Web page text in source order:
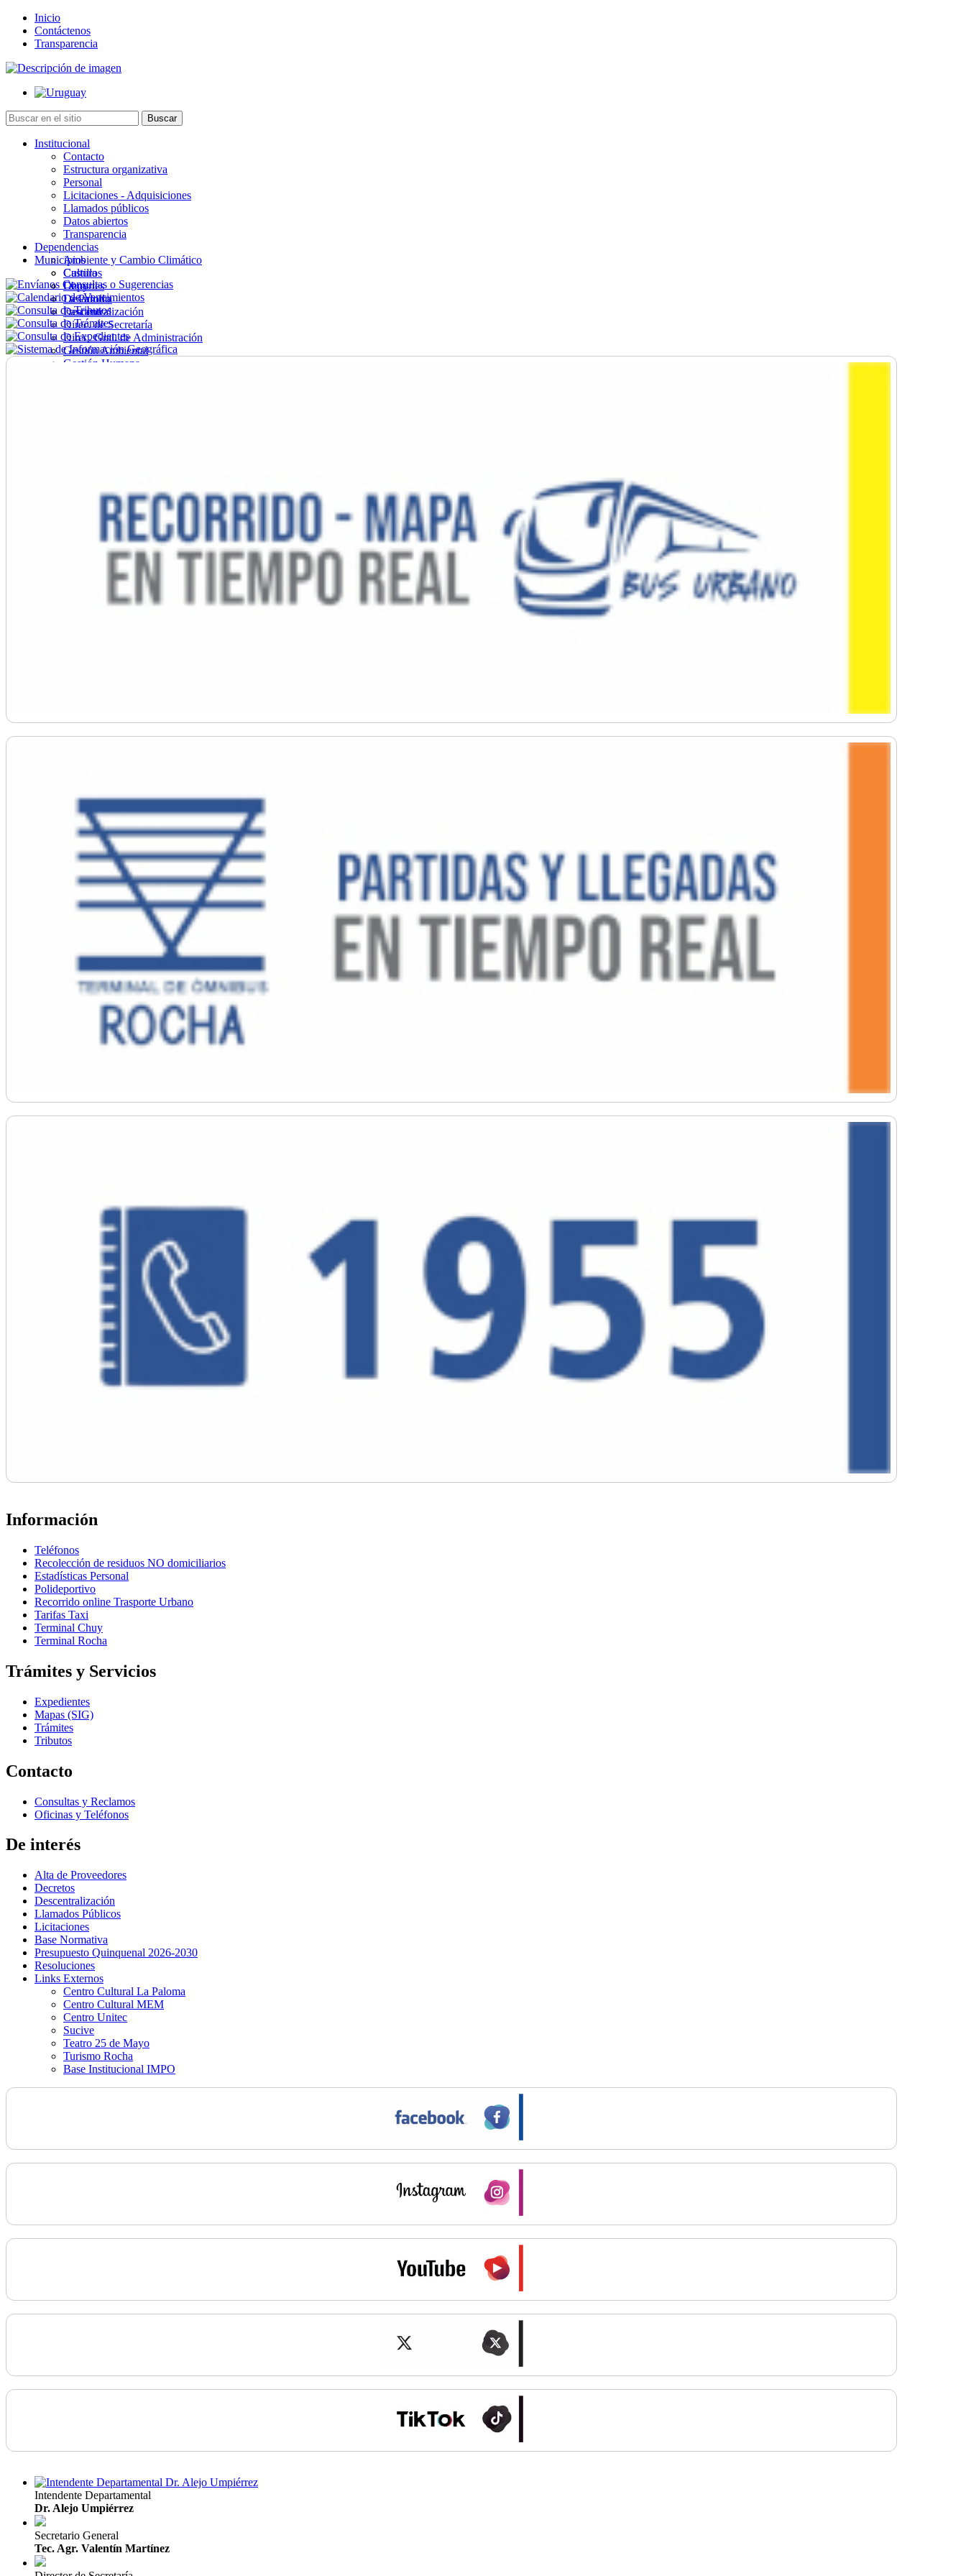
Inicio
Contáctenos
Transparencia
Institucional
Contacto
Estructura organizativa
Personal
Licitaciones - Adquisiciones
Llamados públicos
Datos abiertos
Transparencia
Dependencias
Ambiente y Cambio Climático
Cultura
Deportes
Desarrollo
Descentralización
Direc. de Secretaría
Direc. Gral. de Administración
Gestión Ambiental
Gestión Humana
Municipios
Castillos
Chuy
La Paloma
Lascano
Información
Teléfonos
Recolección de residuos NO domiciliarios
Estadísticas Personal
Polideportivo
Recorrido online Trasporte Urbano
Tarifas Taxi
Terminal Chuy
Terminal Rocha
Trámites y Servicios
Expedientes
Mapas (SIG)
Trámites
Tributos
Contacto
Consultas y Reclamos
Oficinas y Teléfonos
De interés
Alta de Proveedores
Decretos
Descentralización
Llamados Públicos
Licitaciones
Base Normativa
Presupuesto Quinquenal 2026-2030
Resoluciones
Links Externos
Centro Cultural La Paloma
Centro Cultural MEM
Centro Unitec
Sucive
Teatro 25 de Mayo
Turismo Rocha
Base Institucional IMPO
Intendente Departamental
Dr. Alejo Umpiérrez
Secretario General
Tec. Agr. Valentín Martínez